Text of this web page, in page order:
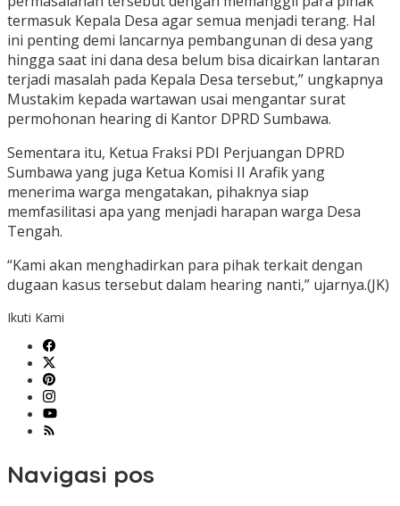
termasuk Kepala Desa agar semua menjadi terang. Hal
ini penting demi lancarnya pembangunan di desa yang
hingga saat ini dana desa belum bisa dicairkan lantaran
terjadi masalah pada Kepala Desa tersebut,” ungkapnya
Mustakim kepada wartawan usai mengantar surat
permohonan hearing di Kantor DPRD Sumbawa.
Sementara itu, Ketua Fraksi PDI Perjuangan DPRD
Sumbawa yang juga Ketua Komisi II Arafik yang
menerima warga mengatakan, pihaknya siap
memfasilitasi apa yang menjadi harapan warga Desa
Tengah.
“Kami akan menghadirkan para pihak terkait dengan
dugaan kasus tersebut dalam hearing nanti,” ujarnya.(JK)
Ikuti Kami
Navigasi pos